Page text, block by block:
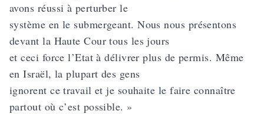
avons réussi à perturber le
système en le submergeant. Nous nous présentons
devant la Haute Cour tous les jours
et ceci force l’Etat à délivrer plus de permis. Même
en Israël, la plupart des gens
ignorent ce travail et je souhaite le faire connaître
partout où c’est possible. »